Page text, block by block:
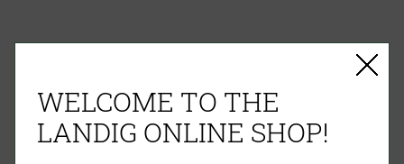
RECHNUNG VORKASSE PAYPAL
WELCOME TO THE
LANDIG ONLINE SHOP!